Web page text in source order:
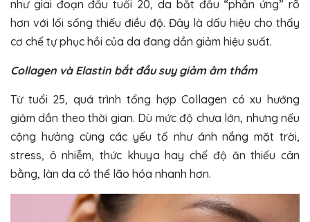
như giai đoạn đầu tuổi 20, da bắt đầu “phản ứng” rõ
hơn với lối sống thiếu điều độ. Đây là dấu hiệu cho thấy
cơ chế tự phục hồi của da đang dần giảm hiệu suất.
Collagen và Elastin bắt đầu suy giảm âm thầm
Từ tuổi 25, quá trình tổng hợp Collagen có xu hướng
giảm dần theo thời gian. Dù mức độ chưa lớn, nhưng nếu
cộng hưởng cùng các yếu tố như ánh nắng mặt trời,
stress, ô nhiễm, thức khuya hay chế độ ăn thiếu cân
bằng, làn da có thể lão hóa nhanh hơn.